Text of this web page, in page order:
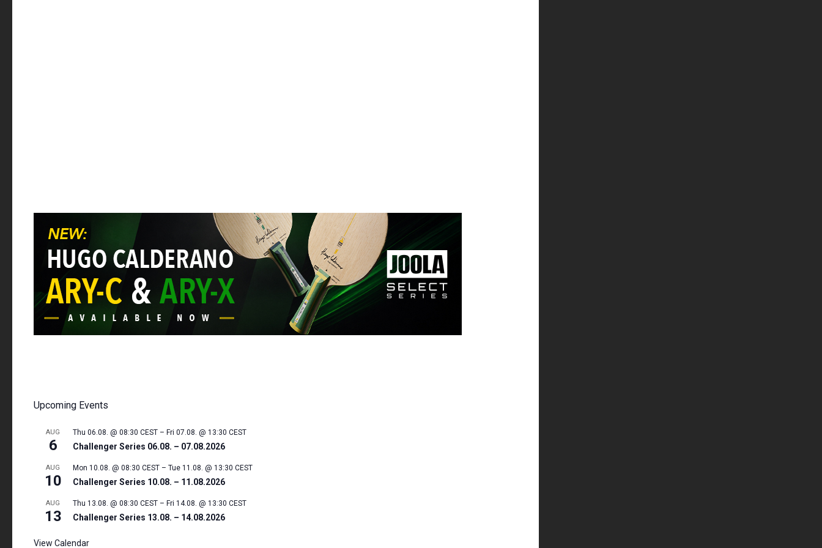
Upcoming Events
AUG
6
Thu 06.08. @ 08:30 CEST– Fri 07.08. @ 13:30 CEST
Challenger Series 06.08. – 07.08.2026
AUG
10
Mon 10.08. @ 08:30 CEST– Tue 11.08. @ 13:30 CEST
Challenger Series 10.08. – 11.08.2026
AUG
13
Thu 13.08. @ 08:30 CEST– Fri 14.08. @ 13:30 CEST
Challenger Series 13.08. – 14.08.2026
View Calendar